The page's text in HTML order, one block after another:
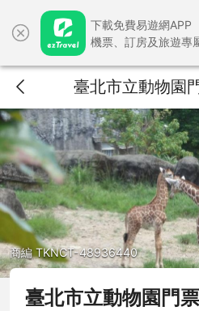
下載免費易遊網APP
機票、訂房及旅遊專
商編 TKNCT-48936440
臺北市立動物園門票